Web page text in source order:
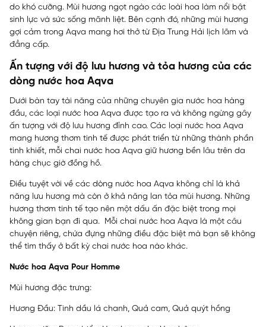
do khó cưỡng. Mùi hương ngọt ngào các loài hoa làm nổi bật
sinh lực và sức sống mãnh liệt. Bên cạnh đó, những mùi hương
gợi cảm trong Aqva mang hơi thở từ Địa Trung Hải lịch lãm và
đẳng cấp.
Ấn tượng với độ lưu hương và tỏa hương của các
dòng nước hoa Aqva
Dưới bàn tay tài năng của những chuyên gia nước hoa hàng
đầu, các loại nước hoa Aqva được tạo ra và không ngừng gây
ấn tượng với độ lưu hương đỉnh cao. Các loại nước hoa Aqva
mang hương thơm tinh tế được phát triển từ những thành phần
tinh khiết, mỗi chai nước hoa Aqva giữ hương bền lâu trên da
hàng chục giờ đồng hồ.
Điều tuyệt vời về các dòng nước hoa Aqva không chỉ là khả
năng lưu hương mà còn ở khả năng lan tỏa mùi hương. Những
hương thơm tinh tế tạo nên một dấu ấn đặc biệt trong mọi
không gian bạn đi qua. Mỗi chai nước hoa Aqva là một câu
chuyện riêng, chứa đựng những điều đặc biệt mà bạn sẽ không
thể tìm thấy ở bất kỳ chai nước hoa nào khác.
Nước hoa Aqva Pour Homme
Mùi hương đặc trưng:
Hương Đầu: Tinh dầu lá chanh, Quả cam, Quả quýt hồng